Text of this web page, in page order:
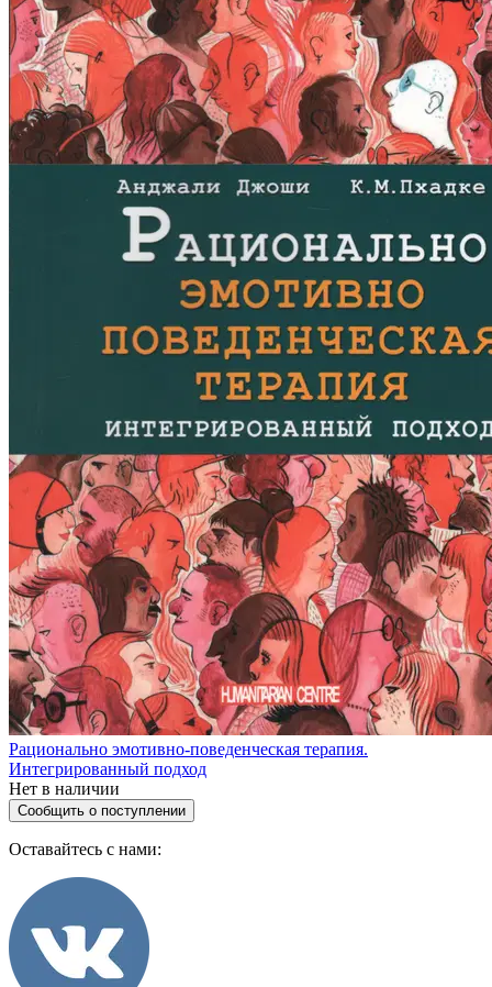
Рационально эмотивно-поведенческая терапия.
Интегрированный подход
Нет в наличии
Сообщить о поступлении
Оставайтесь с нами: